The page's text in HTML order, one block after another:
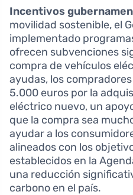
Incentivos
movilidad sostenible, el
implementado
ofrecen subvenciones
compra de vehículos
ayudas, los
5.000 euros por la
eléctrico nuevo, un
que la compra sea
ayudar a los
alineados con los
establecidos en la
una reducción
carbono en el país.